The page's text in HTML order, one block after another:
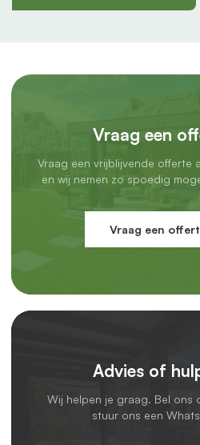
Vraag een
Vraag een vrijblijvende offerte
en wij nemen zo spoedig
Vraag een
Advies of
Wij helpen je graag. Bel ons
stuur ons een